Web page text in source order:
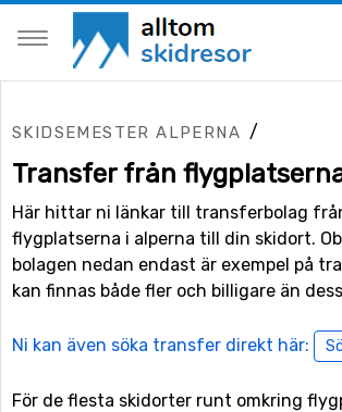
SKIDSEMESTER ALPERNA /
Transfer från
Här hittar ni länkar till transferbolag
flygplatserna i alperna till din skidort.
bolagen nedan endast är exempel på
kan finnas både fler och billigare än
Ni kan även söka transfer direkt här:
För de flesta skidorter runt omkring